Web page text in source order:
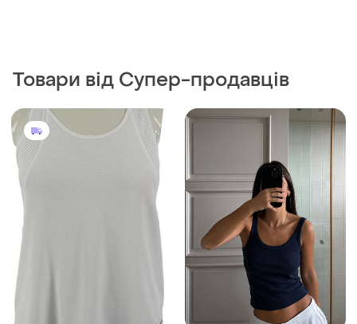
Товари від Супер-продавців